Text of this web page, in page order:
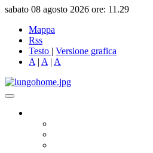
sabato 08 agosto 2026 ore: 11.29
Mappa
Rss
Testo | Versione grafica
A | A | A